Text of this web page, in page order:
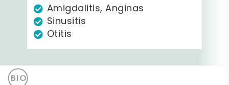
Amigdalitis, Anginas
Sinusitis
Otitis